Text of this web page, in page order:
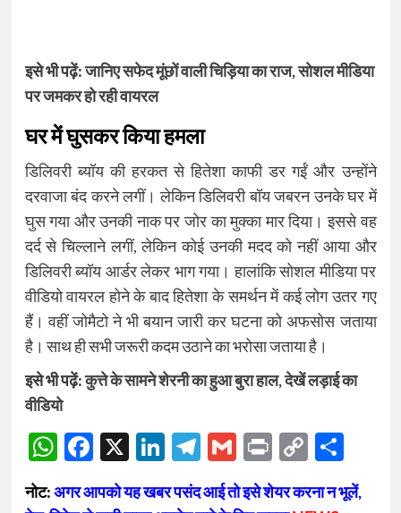
इसे भी पढ़ें:जानिए सफेद मूंछों वाली चिड़िया का राज, सोशल मीडिया
पर जमकर हो रही वायरल
घर में घुसकर किया हमला
डिलिवरी ब्यॉय की हरकत से हितेशा काफी डर गईं और उन्होंने
दरवाजा बंद करने लगीं। लेकिन डिलिवरी बॉय जबरन उनके घर में
घुस गया और उनकी नाक पर जोर का मुक्का मार दिया। इससे वह
दर्द से चिल्लाने लगीं, लेकिन कोई उनकी मदद को नहीं आया और
डिलिवरी ब्यॉय आर्डर लेकर भाग गया। हालांकि सोशल मीडिया पर
वीडियो वायरल होने के बाद हितेशा के समर्थन में कई लोग उतर गए
हैं। वहीं जोमैटो ने भी बयान जारी कर घटना को अफसोस जताया
है। साथ ही सभी जरूरी कदम उठाने का भरोसा जताया है।
इसे भी पढ़ें:कुत्ते के सामने शेरनी का हुआ बुरा हाल, देखें लड़ाई का
वीडियो
WhatsApp
Facebook
X LinkedIn
Telegram
Gmail
Print
Copy
Link
नोट:अगर आपको यह खबर पसंद आई तो इसे शेयर करना न भूलें,